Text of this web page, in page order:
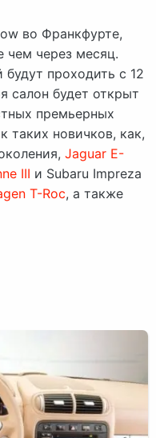
во Франкфурте,
чем через месяц.
проходить с 12
салон будет открыт
премьерных
таких новичков, как,
Jaguar E-
III и Subaru Impreza
T-Roc, а также